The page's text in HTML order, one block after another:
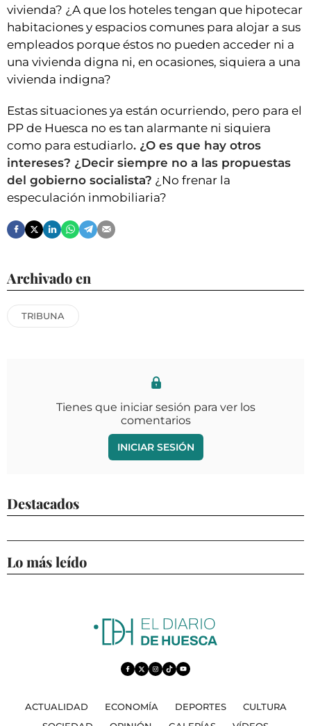
vivienda? ¿A que los hoteles tengan que hipotecar
habitaciones y espacios comunes para alojar a sus
empleados porque éstos no pueden acceder ni a
una vivienda digna ni, en ocasiones, siquiera a una
vivienda indigna?
Estas situaciones ya están ocurriendo, pero para el
PP de Huesca no es tan alarmante ni siquiera
como para estudiarlo. ¿O es que hay otros
intereses? ¿Decir siempre no a las propuestas
del gobierno socialista? ¿No frenar la
especulación inmobiliaria?
Archivado en
TRIBUNA
Tienes que iniciar sesión para ver los
comentarios
INICIAR SESIÓN
Destacados
Lo más leído
ACTUALIDAD ECONOMÍA DEPORTES
CULTURA